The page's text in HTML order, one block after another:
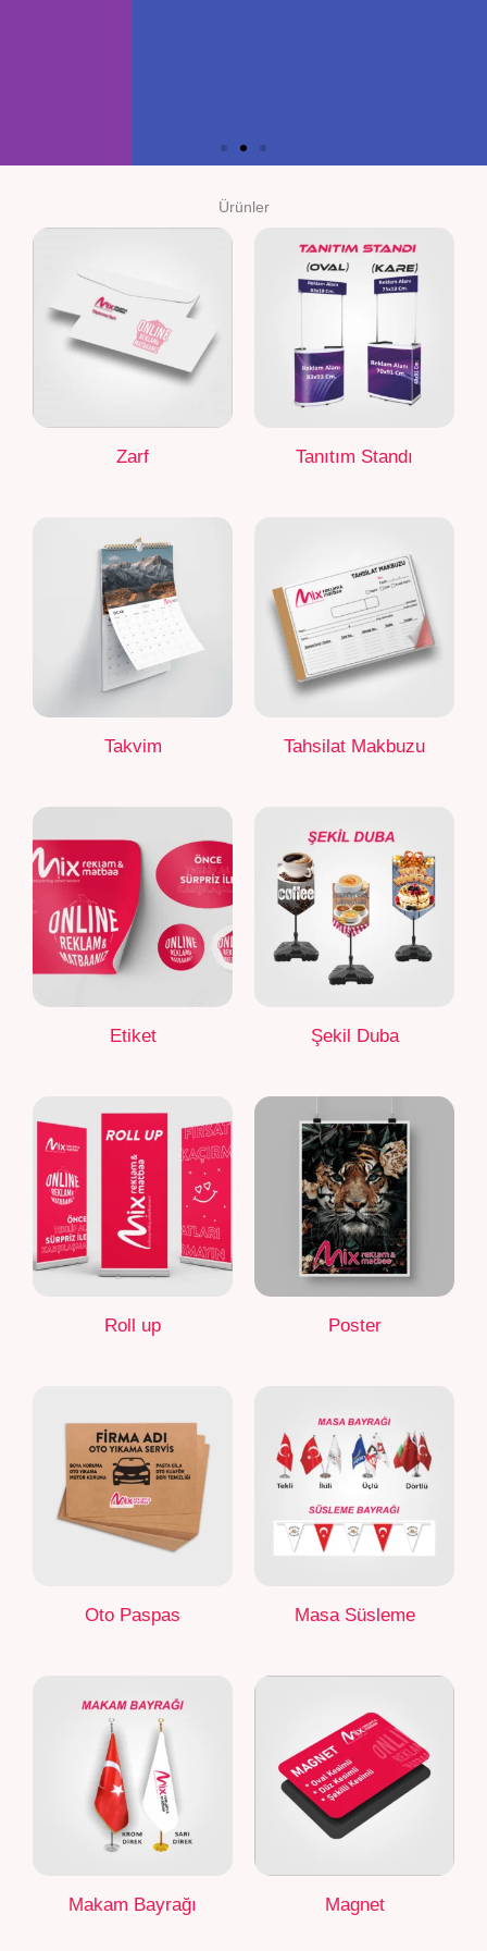
Slide 2 Heading
Lorem ipsum dolor sit amet
consectetur adipiscing elit dolor
Ürünler
Zarf Tanıtım Standı
Takvim Tahsilat Makbuzu
Etiket Şekil Duba
Roll up Poster
Oto Paspas Masa Süsleme
Makam Bayrağı Magnet